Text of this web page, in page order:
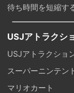
待ち時間を短縮す
USJアトラクシ
USJアトラクショ
スーパーニンテン
マリオカート